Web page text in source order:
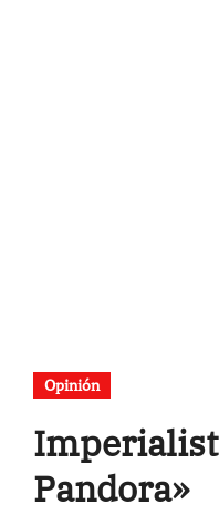
Opinión
Pandora»